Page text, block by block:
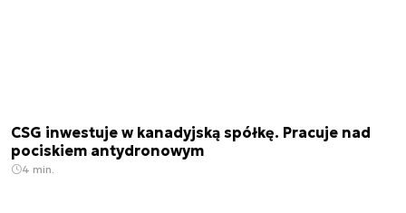
CSG inwestuje w kanadyjską spółkę. Pracuje nad
pociskiem antydronowym
4 min.